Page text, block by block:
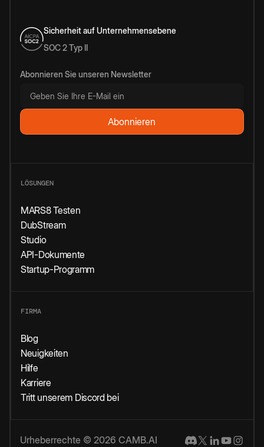
Sicherheit auf Unternehmensebene
SOC 2 Typ II
Abonnieren Sie unseren Newsletter
LÖSUNGEN
MARS8 Testen
DubStream
Studio
API-Dokumente
Startup-Programm
FIRMA
Blog
Neuigkeiten
Hilfe
Karriere
Tritt unserem Discord bei
Urheberrechte © 2026 CAMB.AI